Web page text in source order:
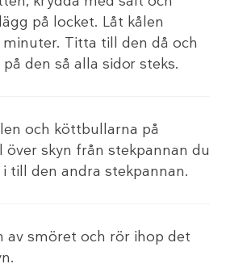
på locket. Låt kålen
minuter. Titta till den då och
den så alla sidor steks.
och köttbullarna på
över skyn från stekpannan du
till den andra stekpannan.
av smöret och rör ihop det